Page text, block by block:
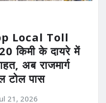
Local Toll
किमी के दायरे में
अब राजमार्ग
टोल पास
21, 2026